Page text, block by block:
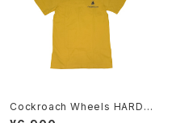
Cockroach Wheels HARDLI
NER Tシャツ